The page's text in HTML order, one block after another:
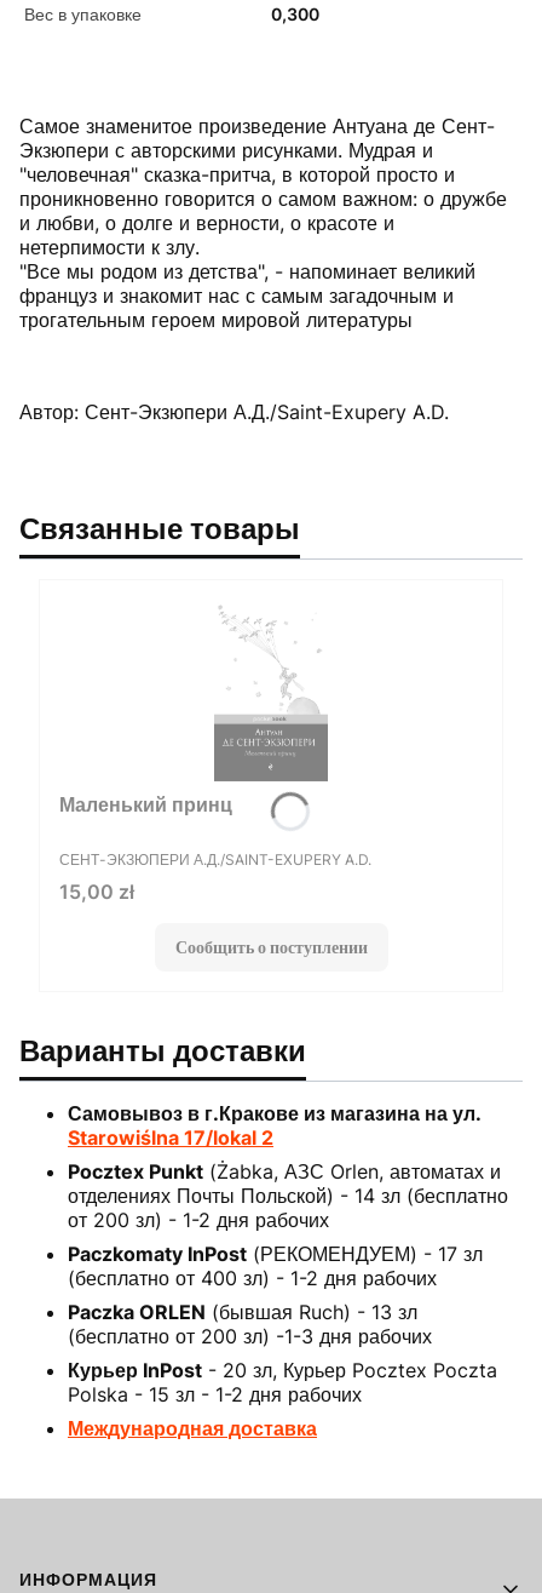
Вес в упаковке 0,300
Самое знаменитое произведение Антуана де Сент-
Экзюпери с авторскими рисунками. Мудрая и
"человечная" сказка-притча, в которой просто и
проникновенно говорится о самом важном: о дружбе
и любви, о долге и верности, о красоте и
нетерпимости к злу.
"Все мы родом из детства", - напоминает великий
француз и знакомит нас с самым загадочным и
трогательным героем мировой литературы
Автор: Сент-Экзюпери А.Д./Saint-Exupery A.D.
Связанные товары
Маленький принц
ПРОИЗВОДИТЕЛЬ
СЕНТ-ЭКЗЮПЕРИ А.Д./SAINT-EXUPERY A.D.
Цена
15,00 zł
Сообщить о поступлении
Варианты доставки
Самовывоз в г.Кракове из магазина на ул.
Starowiślna 17/lokal 2
Pocztex Punkt (Żabka, АЗС Orlen, автоматах и
отделениях Почты Польской) - 14 зл (бесплатно
от 200 зл) - 1-2 дня рабочих
Paczkomaty InPost (РЕКОМЕНДУЕМ) - 17 зл
(бесплатно от 400 зл) - 1-2 дня рабочих
Paczka ORLEN (бывшая Ruch) - 13 зл
(бесплатно от 200 зл) -1-3 дня рабочих
Курьер InPost - 20 зл, Курьер Pocztex Poczta
Polska - 15 зл - 1-2 дня рабочих
Международная доставка
Footer menu
ИНФОРМАЦИЯ